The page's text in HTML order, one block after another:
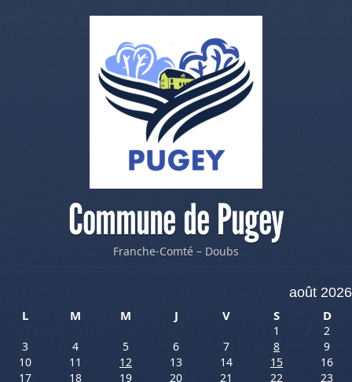
Commune de Pugey
Franche-Comté – Doubs
août 2026
L
M M J V S D
1
2
3
4 5 6 7 8
9
10
11 12 13 14 15
16
17
18 19 20 21 22
23